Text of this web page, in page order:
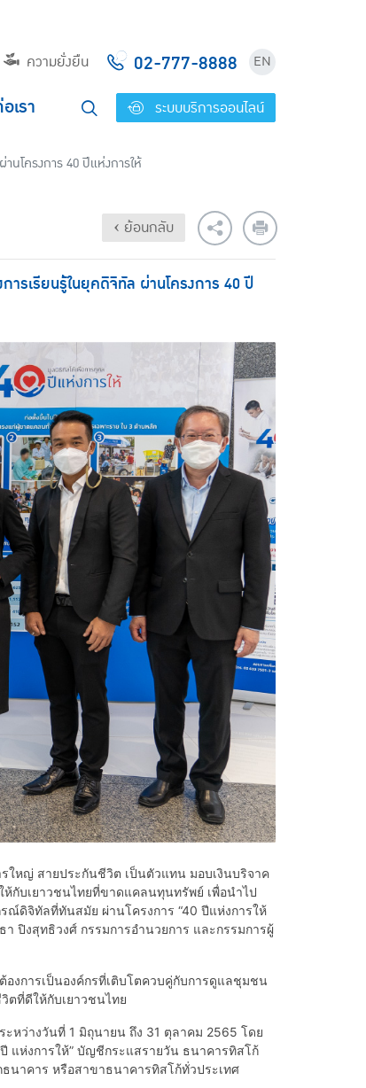
ความยั่งยืน 02-777-8888 EN
เรา ระบบบริการออนไลน์
โครงการ 40 ปีแห่งการให้
‹ ย้อนกลับ
ารเรียนรู้ในยุคดิจิทัล ผ่านโครงการ 40 ปี
หญ่ สายประกันชีวิต เป็นตัวแทน มอบเงินบริจาค
กับเยาวชนไทยที่ขาดแคลนทุนทรัพย์ เพื่อนำไป
ณ์ดิจิทัลที่ทันสมัย ผ่านโครงการ “40 ปีแห่งการให้
ปิงสุทธิวงศ์ กรรมการอำนวยการ และกรรมการผู้
งการเป็นองค์กรที่เติบโตควบคู่กับการดูแลชุมชน
ตที่ดีให้กับเยาวชนไทย
หว่างวันที่ 1 มิถุนายน ถึง 31 ตุลาคม 2565 โดย
แห่งการให้” บัญชีกระแสรายวัน ธนาคารทิสโก้
นาคาร หรือสาขาธนาคารทิสโก้ทั่วประเทศ